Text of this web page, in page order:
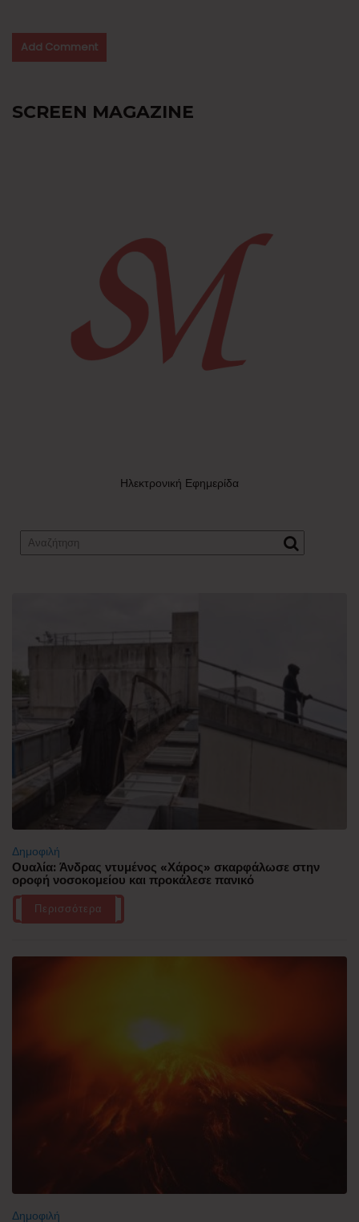
SCREEN MAGAZINE
Ηλεκτρονική Εφημερίδα
Δημοφιλή
Ουαλία: Άνδρας ντυμένος «Χάρος» σκαρφάλωσε στην
οροφή νοσοκομείου και προκάλεσε πανικό
Περισσότερα
Δημοφιλή